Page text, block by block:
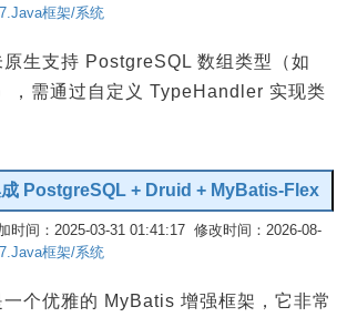
框架/系统
生支持 PostgreSQL 数组类型（如
，需通过自定义 TypeHandler 实现类
PostgreSQL + Druid + MyBatis-Flex
时间：2025-03-31 01:41:17 修改时间：2026-08-
框架/系统
个优雅的 MyBatis 增强框架，它非常